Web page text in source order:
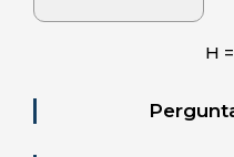
H